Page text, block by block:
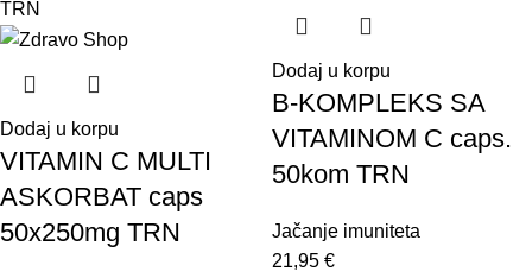
Dodaj u korpu
VITAMIN C MULTI
ASKORBAT caps
50x250mg TRN
Dodaj u korpu
B-KOMPLEKS SA
VITAMINOM C caps.
50kom TRN
Jačanje imuniteta
21,95 €